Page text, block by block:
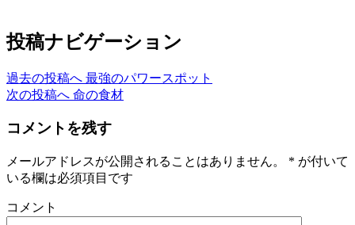
投稿ナビゲーション
過去の投稿へ 最強のパワースポット
次の投稿へ 命の食材
コメントを残す
メールアドレスが公開されることはありません。 * が付いて
いる欄は必須項目です
コメント